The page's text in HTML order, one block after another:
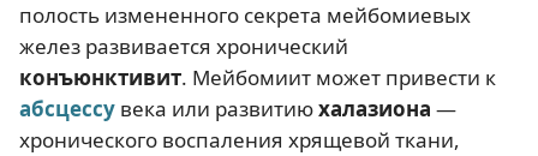
полость измененного секрета мейбомиевых
желез развивается хронический
конъюнктивит. Мейбомиит может привести к
абсцессу века или развитиюхалазиона —
хронического воспаления хрящевой ткани,